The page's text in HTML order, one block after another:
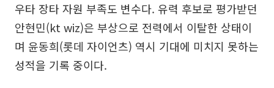
우타 장타 자원 부족도 변수다. 유력 후보로 평가받던
안현민(kt wiz)은 부상으로 전력에서 이탈한 상태이
며 윤동희(롯데 자이언츠) 역시 기대에 미치지 못하는
성적을 기록 중이다.